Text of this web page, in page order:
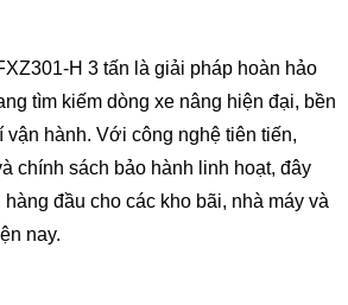
H 3 tấn là giải pháp hoàn hảo
tìm kiếm dòng xe nâng hiện đại, bền
vận hành. Với công nghệ tiên tiến,
chính sách bảo hành linh hoạt, đây
đầu cho các kho bãi, nhà máy và
nay.